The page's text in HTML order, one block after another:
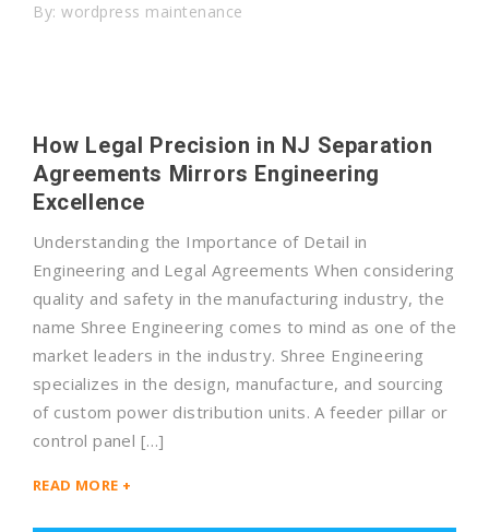
By: wordpress maintenance
How Legal Precision in NJ Separation
Agreements Mirrors Engineering
Excellence
Understanding the Importance of Detail in
Engineering and Legal Agreements When considering
quality and safety in the manufacturing industry, the
name Shree Engineering comes to mind as one of the
market leaders in the industry. Shree Engineering
specializes in the design, manufacture, and sourcing
of custom power distribution units. A feeder pillar or
control panel […]
READ MORE +